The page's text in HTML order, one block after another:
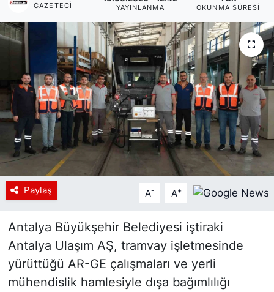
GAZETECI YAYINLANMA OKUNMA SÜRESI
Paylaş A- A+
Antalya Büyükşehir Belediyesi iştiraki
Antalya Ulaşım AŞ, tramvay işletmesinde
yürüttüğü AR-GE çalışmaları ve yerli
mühendislik hamlesiyle dışa bağımlılığı
Haberde insan
Tanıtım